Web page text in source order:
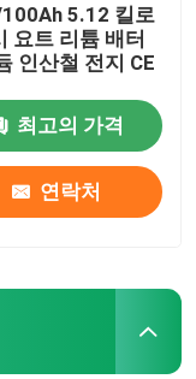
5.12 킬로
요트 리튬 배터
리 리듐 인산철 전지 CE
최고의 가격
연락처